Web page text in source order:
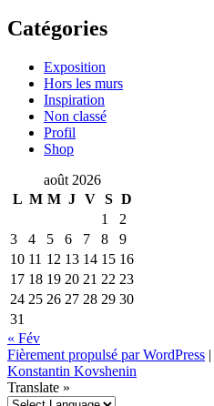
Catégories
Exposition
Hors les murs
Inspiration
Non classé
Profil
Shop
août 2026
L M M J V S D
1
2
3
4 5 6 7 8
9
10 11 12 13 14 15 16
17 18 19 20 21 22 23
24 25 26 27 28 29 30
31
« Fév
Fièrement propulsé par WordPress |
Konstantin Kovshenin
Translate »